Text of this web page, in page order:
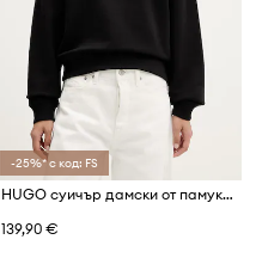
-25%* с код: FS
HUGO суичър дамски от памук Daxandria_1
139,90 €